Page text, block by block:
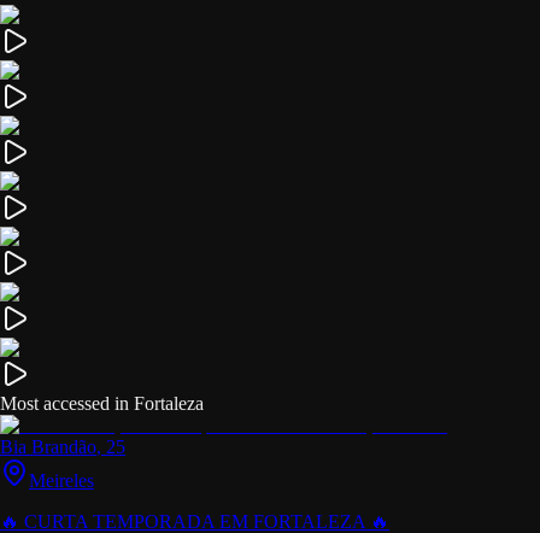
Most accessed in Fortaleza
Bia Brandão, 25
Meireles
🔥 CURTA TEMPORADA EM FORTALEZA 🔥